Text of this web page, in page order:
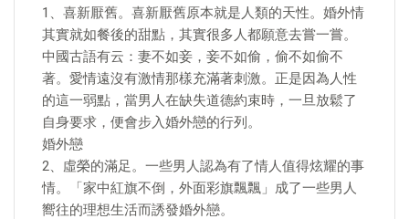
1、喜新厭舊。喜新厭舊原本就是人類的天性。婚外情
其實就如餐後的甜點，其實很多人都願意去嘗一嘗。
中國古語有云：妻不如妾，妾不如偷，偷不如偷不
著。愛情遠沒有激情那樣充滿著刺激。正是因為人性
的這一弱點，當男人在缺失道德約束時，一旦放鬆了
自身要求，便會步入婚外戀的行列。
婚外戀
2、虛榮的滿足。一些男人認為有了情人值得炫耀的事
情。「家中紅旗不倒，外面彩旗飄飄」成了一些男人
嚮往的理想生活而誘發婚外戀。